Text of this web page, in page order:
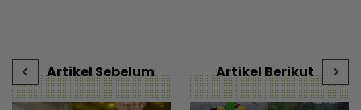
Artikel Sebelum
Artikel Berikut